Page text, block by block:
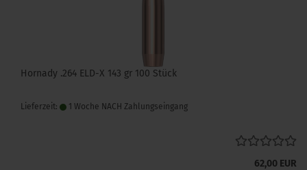
Hornady .264 ELD-X 143 gr 100 Stück
Lieferzeit: 1 Woche NACH Zahlungseingang
62,00 EUR